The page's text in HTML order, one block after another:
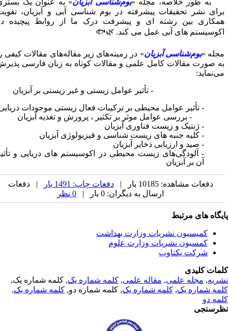
طور خلاصه، مجله « بوم‌شناسی آبزیان» به عنوان یک بستری
نشر تحقیقات پیشرفته در بوم شناسی آبی و آبزیان، تقویت
بین رشته ای و پیشرفت درک ما از روابط پیچیده در
های آبی عمل می کند. 🌿🐟
« بوم‌شناسی آبزیان» در زمینه‌های زیر مقاله‌های مقالات کیفی را
صورت مقالات کامل علمی و مقالات کوتاه به زبان فارسی پذیرش
تأثیر عوامل زیستی و غیر زیستی بر آبزیان
تأثیر عوامل محیطی بر ترکیبات فعال زیستی موجودات دریایی
بررسی عوامل موثر بر تکثیر ، پرورش و تغذیه آبزیان
ژنتیک و زیست فناوری آبزیان
کلیه جنبه های زیست شناسی و فیزیولوژی آبزیان
صید و ارزیابی ذخایرآ بزیان
- آلودگی‌های زیست محیطی در اکوسیستم های دریایی و تأثیر
آن بر آبزیان
دفعات مشاهده: 10185 بار | دفعات چاپ: 1491 بار
| دفعات
ارسال به دیگران: 0 بار |
های مرتبط
کمیسیون نشریات وزارت بهداشت
کمسیون نشریات وزارت علوم
شرکت یکتاوب
کلیدی
,مجله علمی, مقاله علمی, کلمه شماره یک, کلمه شماره یک,
شماره یک,کلمه شماره یک, کلمه شماره دو,کلمه شماره یک,
دو